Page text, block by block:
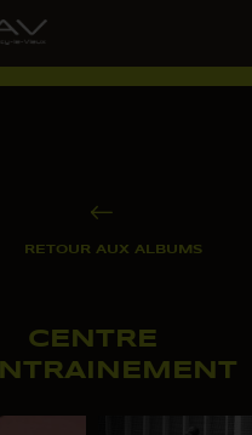
RETOUR AUX ALBUMS
CENTRE